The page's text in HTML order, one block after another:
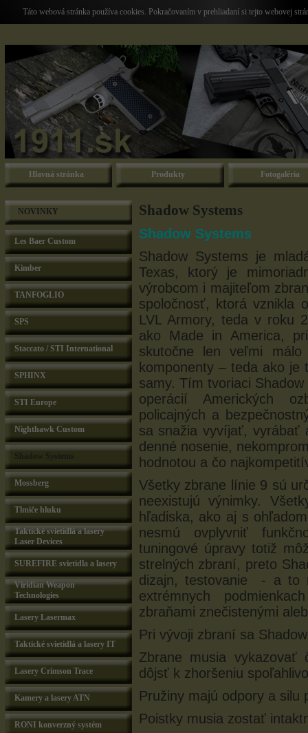
Táto webová stránka používa cookies. Pokračovaním v prehliadaní si tejto webovej
Hlavná stránka Produkty Fotogaléria
NOVINKY
Les Baer Custom
Kimber
TANFOGLIO
SPS
Staccato / STI International
SPHINX
STI Europe
Nighthawk Custom
Mossberg
Tlmiče hluku
Taktické svietidlá a lasery
Laser Devices
SUREFIRE svietidla a lasery
Viridian Weapon
Technologies
Lasery Lasermax
Taktické svietidlá a lasery IT
Lasery Crimson Trace
Kamery a lasery ATN
RONI konverzný systém
Shadow Systems
Shadow Systems
Shadow Systems je
Texas, ktorý je
výrobcom i majiteľom
spoločnosť, ktorá vznikla
LVL Armory, teda v roku
ako Made in America,
skutočne len veľmi
komponenty – teda ako
samy. Tím tvoriaci
operácií Amerických
policajných a
sa snažia vyvíjať, vyrábať
denné nosenie,
hodnotou a čo
Všetky zbrane línie 9 sú
neexistujú výnimky.
hľadiska, ako aj s
nesmú ovplyvniť
tuningové úpravy totiž
strelných zbraní, preto
dizajn, testovanie - a to
extrémnych
zbraňami znečistenými
Pri vývoji zbraní sa
Zbrane musia vykazovať
dôjsť k zhoršeniu
Pružiny majú odpory a silu
Poistky musia zostať